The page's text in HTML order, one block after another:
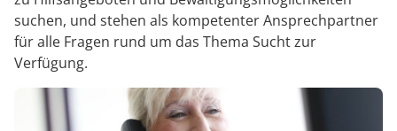
suchen, und stehen als kompetenter Ansprechpartner
für alle Fragen rund um das Thema Sucht zur
Verfügung.